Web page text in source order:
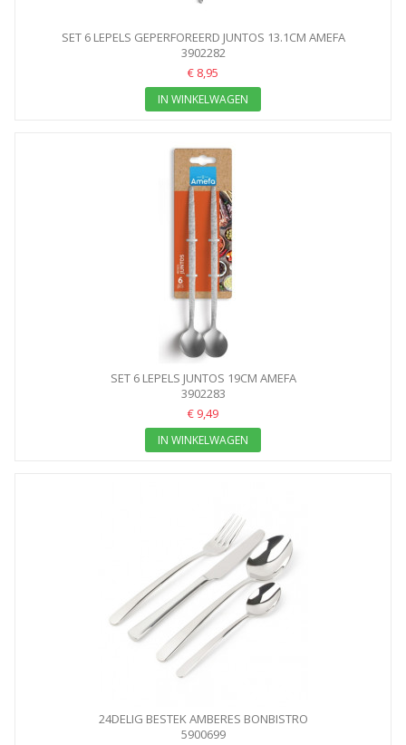
SET 6 LEPELS GEPERFOREERD JUNTOS 13.1CM AMEFA
3902282
€ 8,95
IN WINKELWAGEN
SET 6 LEPELS JUNTOS 19CM AMEFA
3902283
€ 9,49
IN WINKELWAGEN
24DELIG BESTEK AMBERES BONBISTRO
5900699